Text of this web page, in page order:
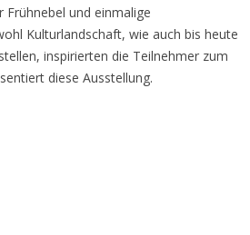
Frühnebel und einmalige
Kulturlandschaft, wie auch bis heute
inspirierten die Teilnehmer zum
diese Ausstellung.